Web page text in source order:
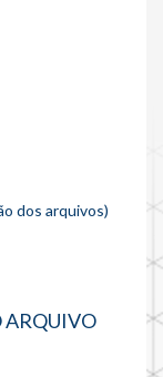
dos arquivos)
ARQUIVO